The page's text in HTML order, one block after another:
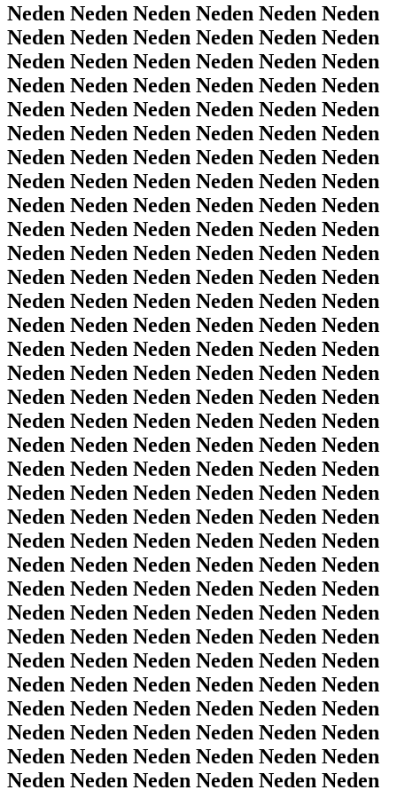
Neden Neden Neden Neden Neden Neden
Neden Neden Neden Neden Neden Neden
Neden Neden Neden Neden Neden Neden
Neden Neden Neden Neden Neden Neden
Neden Neden Neden Neden Neden Neden
Neden Neden Neden Neden Neden Neden
Neden Neden Neden Neden Neden Neden
Neden Neden Neden Neden Neden Neden
Neden Neden Neden Neden Neden Neden
Neden Neden Neden Neden Neden Neden
Neden Neden Neden Neden Neden Neden
Neden Neden Neden Neden Neden Neden
Neden Neden Neden Neden Neden Neden
Neden Neden Neden Neden Neden Neden
Neden Neden Neden Neden Neden Neden
Neden Neden Neden Neden Neden Neden
Neden Neden Neden Neden Neden Neden
Neden Neden Neden Neden Neden Neden
Neden Neden Neden Neden Neden Neden
Neden Neden Neden Neden Neden Neden
Neden Neden Neden Neden Neden Neden
Neden Neden Neden Neden Neden Neden
Neden Neden Neden Neden Neden Neden
Neden Neden Neden Neden Neden Neden
Neden Neden Neden Neden Neden Neden
Neden Neden Neden Neden Neden Neden
Neden Neden Neden Neden Neden Neden
Neden Neden Neden Neden Neden Neden
Neden Neden Neden Neden Neden Neden
Neden Neden Neden Neden Neden Neden
Neden Neden Neden Neden Neden Neden
Neden Neden Neden Neden Neden Neden
Neden Neden Neden Neden Neden Neden